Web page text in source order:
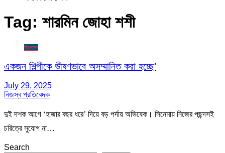
Tag: শারমিন জোহা শশী
বিনোদন
একজন শিল্পীকে ভীষণভাবে অসম্মানিত করা হচ্ছে’
July 29, 2025
নিজস্ব প্রতিবেদক
দুই দশক আগে ‘হাজার বছর ধরে’ দিয়ে বড় পর্দায় অভিষেক। সিনেমায় নিজের পছন্দসই
চরিত্রে সুযোগ না…
Search